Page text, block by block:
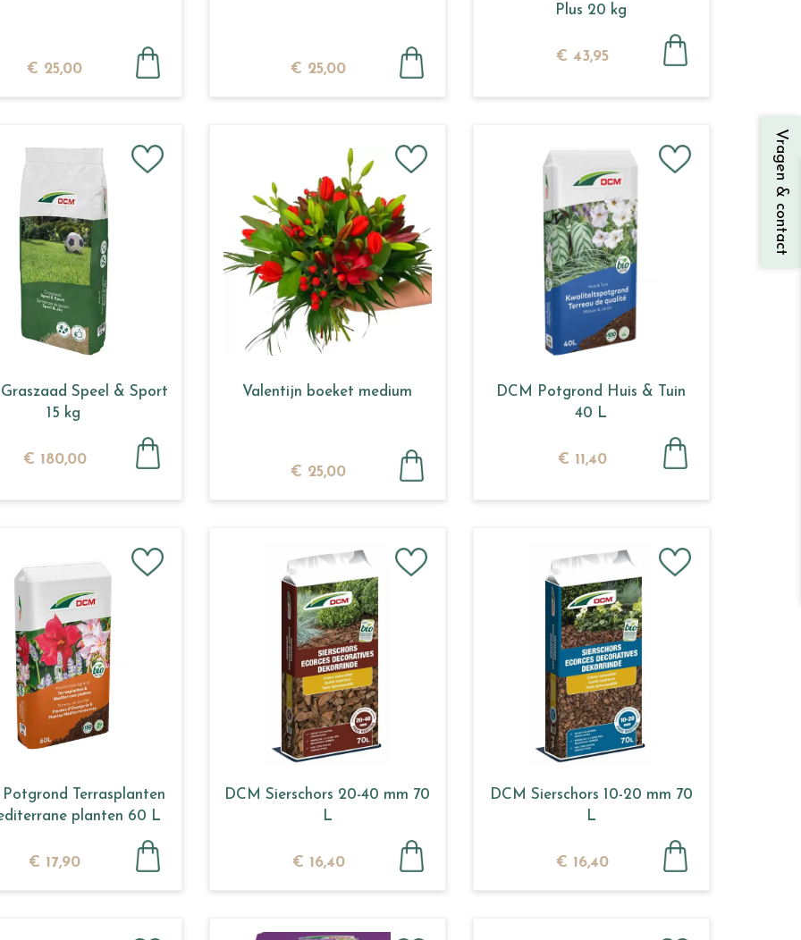
€ 25,00 € 25,00
Plus 20 kg
€ 43,95
Speel & Sport
15 kg
€ 180,00
Valentijn boeket medium
€ 25,00
DCM Potgrond Huis & Tuin
40 L
€ 11 ,40
Terrasplanten
planten 60 L
€ 17,90
DCM Sierschors 20-40 mm 70
L
€ 16,40
DCM Sierschors 10-20 mm 70
L
€ 16,40
Vragen & contact